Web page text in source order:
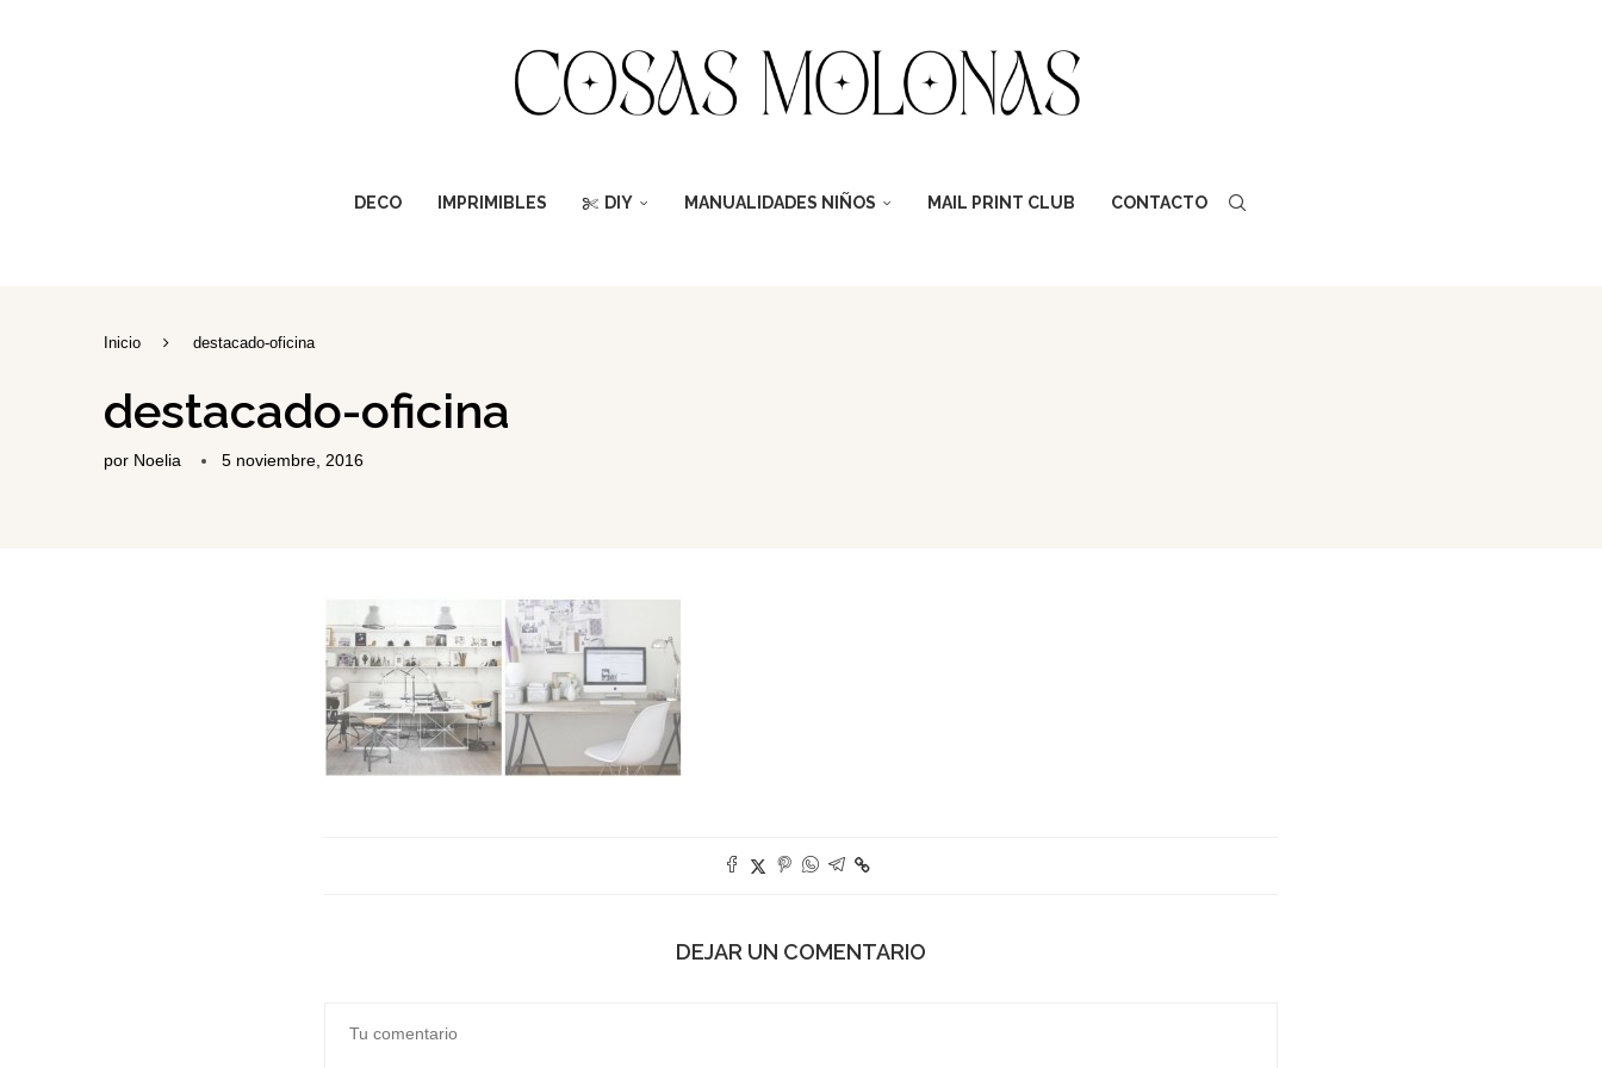
DECO IMPRIMIBLES DIY MANUALIDADES NIÑOS MAIL PRINT CLUB CONTACTO
Inicio destacado-oficina
destacado-oficina
por Noelia 5 noviembre, 2016
DEJAR UN COMENTARIO